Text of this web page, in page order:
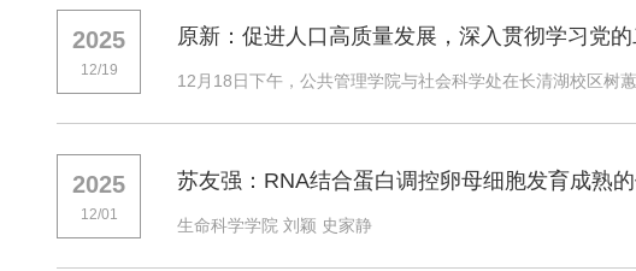
2025
12/19
原新：促进人口高质量发展，深入贯彻学习党
12月18日下午，公共管理学院与社会科学处在长清湖校区树
2025
12/01
苏友强：RNA结合蛋白调控卵母细胞发育成熟
生命科学学院 刘颖 史家静